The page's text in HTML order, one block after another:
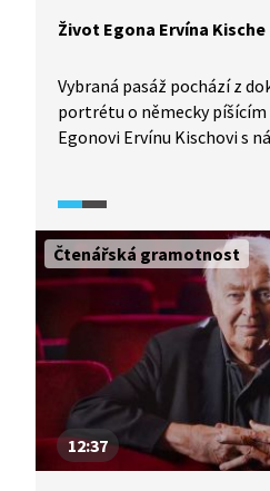
Život Egona Ervína Kische
Vybraná pasáž pochází z
portrétu o německy
Egonovi Ervínu Kischovi s
vlastně k češství a češtině
Čtenářská gramotnost
12:37